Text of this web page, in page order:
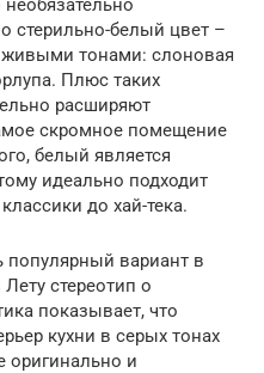
стерильно-белый цвет –
тонами: слоновая
Плюс таких
расширяют
скромное помещение
белый является
идеально подходит
до хай-тека.
популярный вариант в
стереотип о
показывает, что
кухни в серых тонах
оригинально и